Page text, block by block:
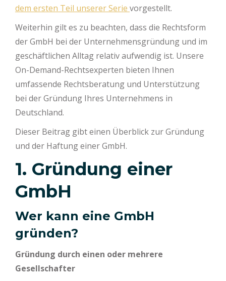
dem ersten Teil unserer Serie vorgestellt.
Weiterhin gilt es zu beachten, dass die Rechtsform
der GmbH bei der Unternehmensgründung und im
geschäftlichen Alltag relativ aufwendig ist. Unsere
On-Demand-Rechtsexperten bieten Ihnen
umfassende Rechtsberatung und Unterstützung
bei der Gründung Ihres Unternehmens in
Deutschland.
Dieser Beitrag gibt einen Überblick zur Gründung
und der Haftung einer GmbH.
1. Gründung einer
GmbH
Wer kann eine GmbH
gründen?
Gründung durch einen oder mehrere
Gesellschafter